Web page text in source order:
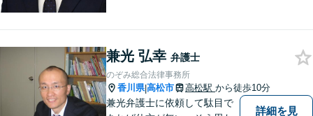
い！
兼光 弘幸 弁護士
のぞみ総合法律事務所
香川県|高松市 高松駅 から徒歩10分
兼光弁護士に依頼して駄目で
詳細を見